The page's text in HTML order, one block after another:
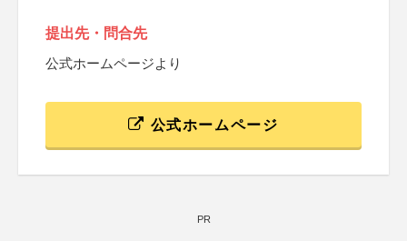
提出先・問合先
公式ホームページより
公式ホームページ
PR